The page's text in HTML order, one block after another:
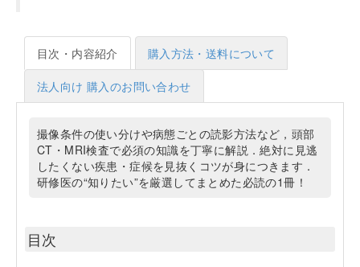
目次・内容紹介 購入方法・送料について
法人向け 購入のお問い合わせ
撮像条件の使い分けや病態ごとの読影方法など，頭部
CT・MRI検査で必須の知識を丁寧に解説．絶対に見逃
したくない疾患・症候を見抜くコツが身につきます．
研修医の“知りたい”を厳選してまとめた必読の1冊！
目次